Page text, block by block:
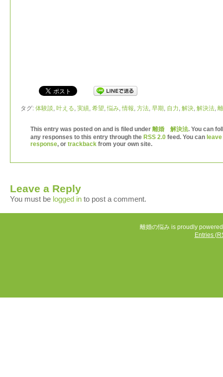
タグ: 体験談, 叶える, 実績, 希望,悩み,情報, 方法, 早期, 自力, 解決, 解決法,
This entry was posted on and is filed under 離婚 解決法. You can
any responses to this entry through the RSS 2.0 feed. You can
response, or trackback from your own site.
Leave a Reply
You must be logged in to post a comment.
離婚の悩み is proudly
Entries